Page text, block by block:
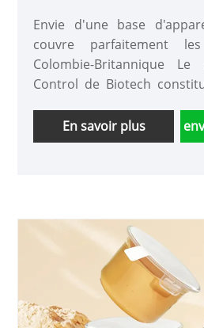
Envie d'une base
couvre parfaitement
Colombie-Britannique
Control de Biotech
sébum, contenant des
de 8 heures et est
En savoir plus